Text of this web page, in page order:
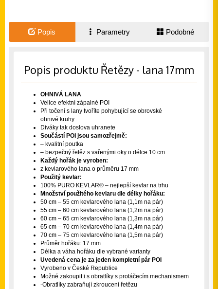
Popis Parametry Podobné
Popis produktu Řetězy - lana 17mm
OHNIVÁ LANA
Velice efektní zápalné POI
Při točení s lany tvoříte pohybující se obrovské
ohnivé kruhy
Diváky tak doslova uhranete
Součástí POI jsou samozřejmě:
– kvalitní poutka
– bezpečný řetěz s vařenými oky o délce 10 cm
Každý hořák je vyroben:
z kevlarového lana o průměru 17 mm
Použitý kevlar:
100% PURO KEVLAR® – nejlepší kevlar na trhu
Množství použitého kevlaru dle délky hořáku:
50 cm – 55 cm kevlarového lana (1,1m na pár)
55 cm – 60 cm kevlarového lana (1,2m na pár)
60 cm – 65 cm kevlarového lana (1,3m na pár)
65 cm – 70 cm kevlarového lana (1,4m na pár)
70 cm – 75 cm kevlarového lana (1,5m na pár)
Průměr hořáku: 17 mm
Délka a váha hořáku dle vybrané varianty
Uvedená cena je za jeden kompletní pár POI
Vyrobeno v České Republice
Možné zakoupit i s obratlíky s protáčecím mechanismem
-Obratlíky zabraňují zkroucení řetězu